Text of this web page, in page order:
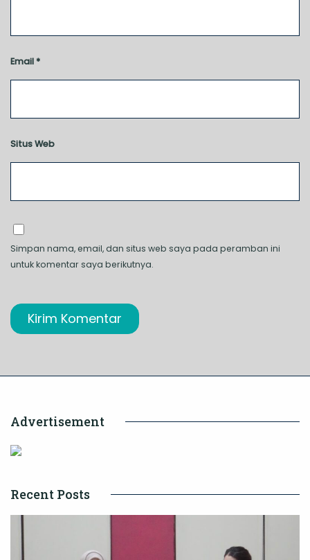
Email *
Situs Web
Simpan nama, email, dan situs web saya pada peramban ini
untuk komentar saya berikutnya.
Advertisement
Recent Posts